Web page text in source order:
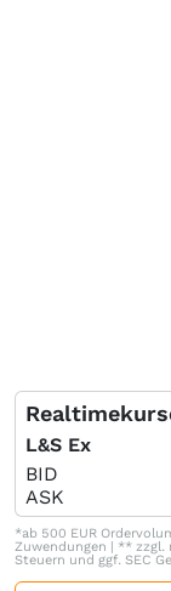
L&S Ex
BID
ASK
*ab 500 EUR
Zuwendungen | ** zzgl.
Steuern und ggf. SEC